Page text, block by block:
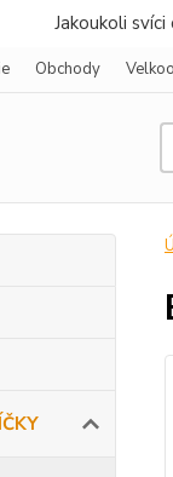
Jakoukoli
Obchody